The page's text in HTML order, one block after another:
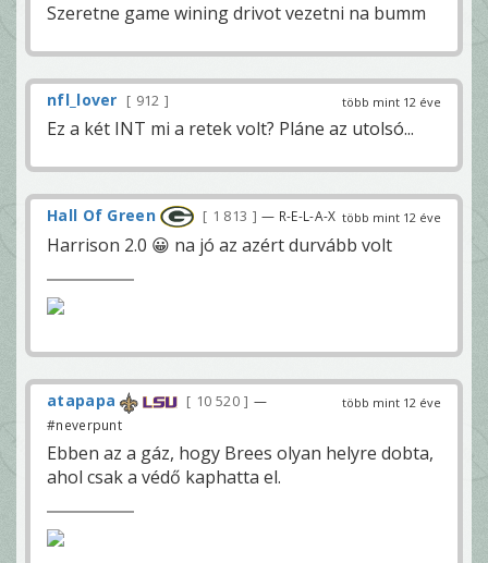
Szeretne game wining drivot vezetni na bumm
több mint 12 éve
nfl_lover 912
Ez a két INT mi a retek volt? Pláne az utolsó...
több mint 12 éve
Hall Of Green 1 813 — R-E-L-A-X
Harrison 2.0 😀 na jó az azért durvább volt
több mint 12 éve
atapapa 10 520
—
#neverpunt
Ebben az a gáz, hogy Brees olyan helyre dobta,
ahol csak a védő kaphatta el.